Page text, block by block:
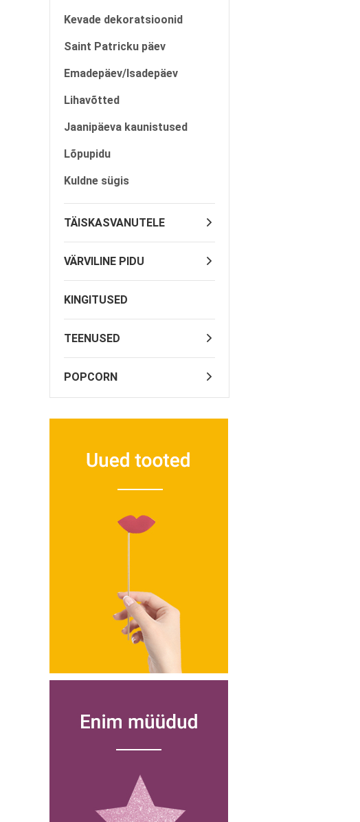
Kevade dekoratsioonid
Saint Patricku päev
Emadepäev/Isadepäev
Lihavõtted
Jaanipäeva kaunistused
Lõpupidu
Kuldne sügis
TÄISKASVANUTELE
VÄRVILINE PIDU
KINGITUSED
TEENUSED
POPCORN